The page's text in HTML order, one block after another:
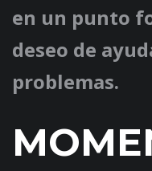
en un punto
deseo de
problemas.